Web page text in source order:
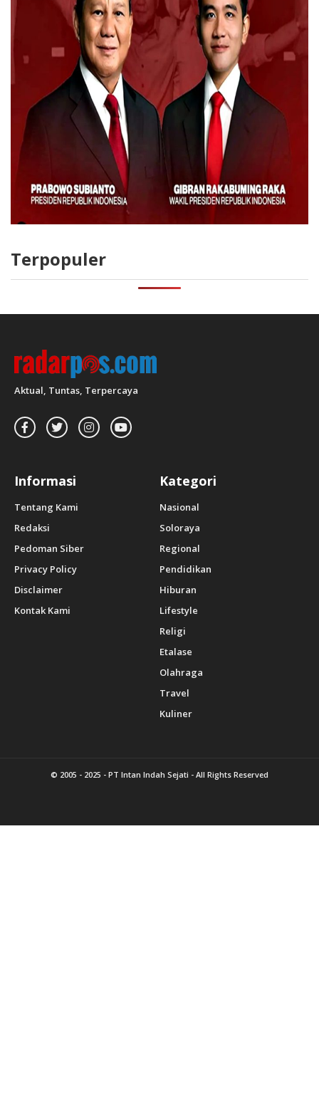
Terpopuler
Aktual, Tuntas, Terpercaya
Informasi
Tentang Kami
Redaksi
Pedoman Siber
Privacy Policy
Disclaimer
Kontak Kami
Kategori
Nasional
Soloraya
Regional
Pendidikan
Hiburan
Lifestyle
Religi
Etalase
Olahraga
Travel
Kuliner
© 2005 - 2025 - PT Intan Indah Sejati - All Rights Reserved